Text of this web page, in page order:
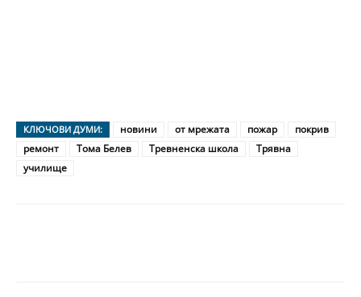
КЛЮЧОВИ ДУМИ: новини от мрежата пожар
покрив
ремонт
Тома Белев Тревненска школа
Трявна
училище